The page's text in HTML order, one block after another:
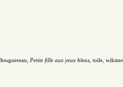
Petite fille aux yeux bleus , toile,